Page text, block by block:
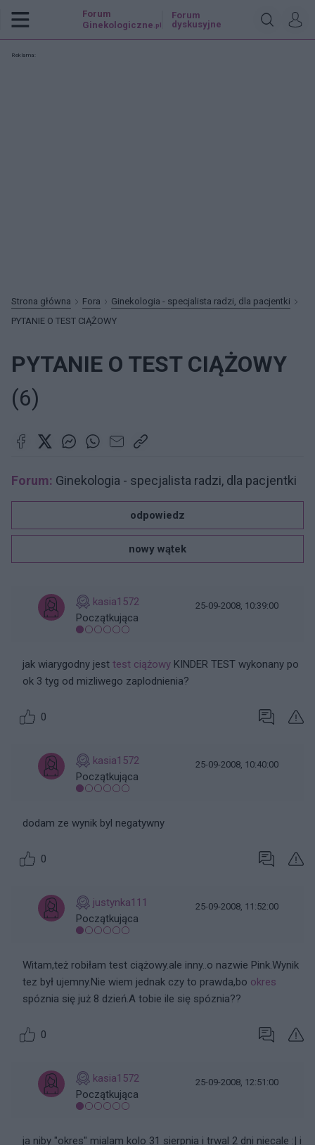
Forum
Ginekologiczne .pl
Forum
dyskusyjne
Reklama:
Strona główna Fora
Ginekologia - specjalista radzi, dla pacjentki
PYTANIE O TEST CIĄŻOWY
PYTANIE O TEST CIĄŻOWY
(6)
Forum: Ginekologia - specjalista radzi, dla pacjentki
odpowiedz
nowy wątek
kasia1572
Początkująca
25-09-2008, 10:39:00
jak wiarygodny jest test ciążowy KINDER TEST wykonany po
ok 3 tyg od mizliwego zaplodnienia?
0
kasia1572
Początkująca
25-09-2008, 10:40:00
dodam ze wynik byl negatywny
0
justynka111
Początkująca
25-09-2008, 11:52:00
Witam,też robiłam test ciążowy.ale inny..o nazwie Pink.Wynik
tez był ujemny.Nie wiem jednak czy to prawda,bo okres
spóznia się już 8 dzień.A tobie ile się spóznia??
0
kasia1572
Początkująca
25-09-2008, 12:51:00
ja niby "okres" mialam kolo 31 sierpnia i trwal 2 dni niecale :| i